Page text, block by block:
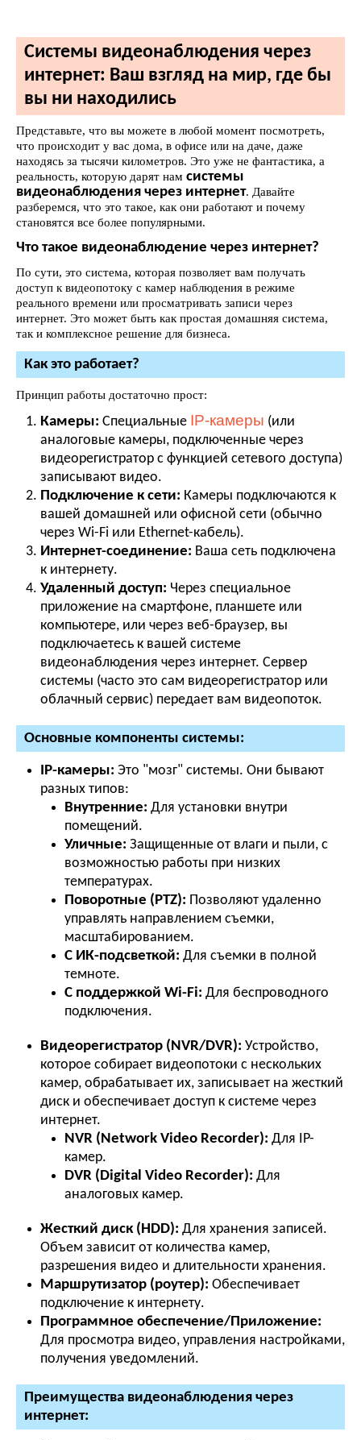
Системы видеонаблюдения через
интернет: Ваш взгляд на мир, где бы
вы ни находились
Представьте, что вы можете в любой момент посмотреть,
что происходит у вас дома, в офисе или на даче, даже
находясь за тысячи километров. Это уже не фантастика, а
реальность, которую дарят нам системы
видеонаблюдения через интернет. Давайте
разберемся, что это такое, как они работают и почему
становятся все более популярными.
Что такое видеонаблюдение через интернет?
По сути, это система, которая позволяет вам получать
доступ к видеопотоку с камер наблюдения в режиме
реального времени или просматривать записи через
интернет. Это может быть как простая домашняя система,
так и комплексное решение для бизнеса.
Как это работает?
Принцип работы достаточно прост:
Камеры: Специальные IP-камеры (или
аналоговые камеры, подключенные через
видеорегистратор с функцией сетевого доступа)
записывают видео.
Подключение к сети: Камеры подключаются к
вашей домашней или офисной сети (обычно
через Wi-Fi или Ethernet-кабель).
Интернет-соединение: Ваша сеть подключена
к интернету.
Удаленный доступ: Через специальное
приложение на смартфоне, планшете или
компьютере, или через веб-браузер, вы
подключаетесь к вашей системе
видеонаблюдения через интернет. Сервер
системы (часто это сам видеорегистратор или
облачный сервис) передает вам видеопоток.
Основные компоненты системы:
IP-камеры: Это "мозг" системы. Они бывают
разных типов:
Внутренние: Для установки внутри
помещений.
Уличные: Защищенные от влаги и пыли, с
возможностью работы при низких
температурах.
Поворотные (PTZ): Позволяют удаленно
управлять направлением съемки,
масштабированием.
С ИК-подсветкой: Для съемки в полной
темноте.
С поддержкой Wi-Fi: Для беспроводного
подключения.
Видеорегистратор (NVR/DVR): Устройство,
которое собирает видеопотоки с нескольких
камер, обрабатывает их, записывает на жесткий
диск и обеспечивает доступ к системе через
интернет.
NVR (Network Video Recorder): Для IP-
камер.
DVR (Digital Video Recorder): Для
аналоговых камер.
Жесткий диск (HDD): Для хранения записей.
Объем зависит от количества камер,
разрешения видео и длительности хранения.
Маршрутизатор (роутер): Обеспечивает
подключение к интернету.
Программное обеспечение/Приложение:
Для просмотра видео, управления настройками,
получения уведомлений.
Преимущества видеонаблюдения через
интернет: